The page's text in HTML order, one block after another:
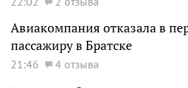
Авиакомпания отказала в
пассажиру в Братске
21:46
4 отзыва